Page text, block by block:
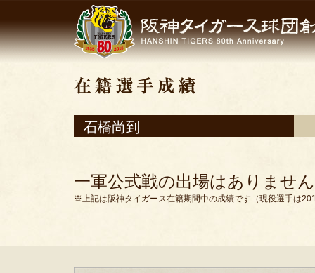
石橋尚到
一軍公式戦の出場はありません
※上記は阪神タイガース在籍期間中の成績です（現役選手は